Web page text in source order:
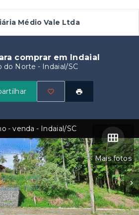
Médio Vale Ltda
comprar em Indaial
do Norte - Indaial/SC
Mais fotos
- venda - Indaial/SC